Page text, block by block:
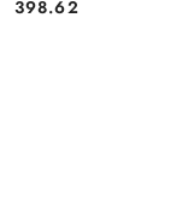
Cena:
398.62